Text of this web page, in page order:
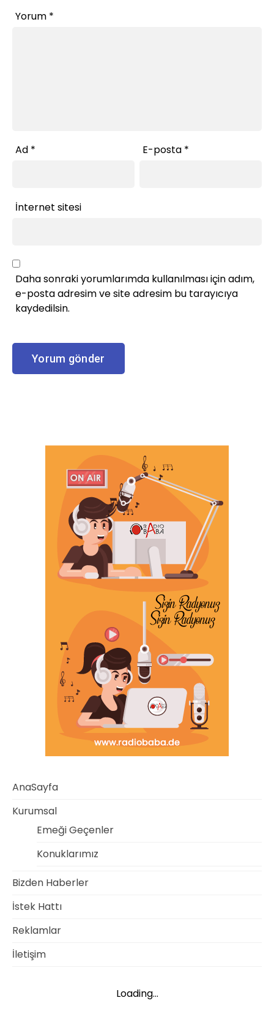
Yorum *
Ad * E-posta *
İnternet sitesi
Daha sonraki yorumlarımda kullanılması için adım,
e-posta adresim ve site adresim bu tarayıcıya
kaydedilsin.
AnaSayfa
Kurumsal
Emeği Geçenler
Konuklarımız
Bizden Haberler
İstek Hattı
Reklamlar
İletişim
Loading...